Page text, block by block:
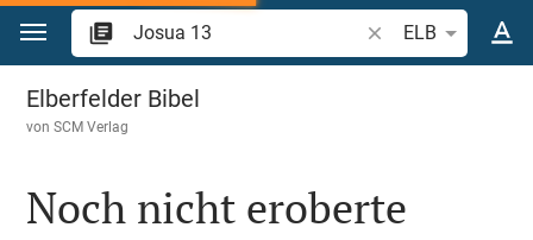
Zum Inhalt springen
Bibelstelle oder
ELB
Josua 13
Elberfelder Bibel
vonSCM Verlag
Noch nicht eroberte